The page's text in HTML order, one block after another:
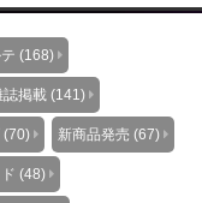
(168)
誌掲載 (141)
(70) 新商品発売 (67)
(48)